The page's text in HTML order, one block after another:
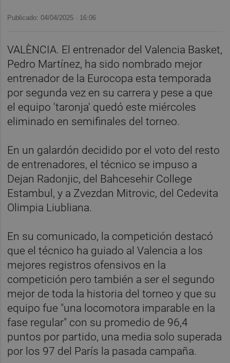
Publicado: 04/04/2025 · 16:06
VALÈNCIA. El entrenador del Valencia Basket,
Pedro Martínez, ha sido nombrado mejor
entrenador de la Eurocopa esta temporada
por segunda vez en su carrera y pese a que
el equipo 'taronja' quedó este miércoles
eliminado en semifinales del torneo.
En un galardón decidido por el voto del resto
de entrenadores, el técnico se impuso a
Dejan Radonjic, del Bahcesehir College
Estambul, y a Zvezdan Mitrovic, del Cedevita
Olimpia Liubliana.
En su comunicado, la competición destacó
que el técnico ha guiado al Valencia a los
mejores registros ofensivos en la
competición pero también a ser el segundo
mejor de toda la historia del torneo y que su
equipo fue "una locomotora imparable en la
fase regular" con su promedio de 96,4
puntos por partido, una media solo superada
por los 97 del París la pasada campaña.